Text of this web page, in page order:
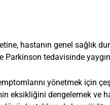
hastanın genel sağlık
Parkinson tedavisinde
yönetmek için
eksikliğini dengelemek ve